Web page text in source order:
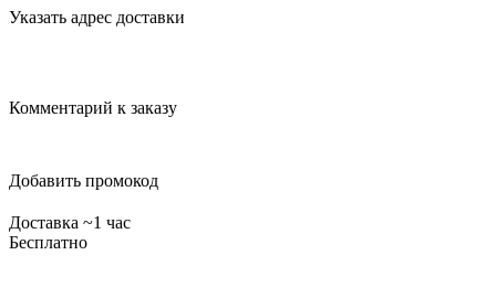
Указать адрес доставки
Комментарий к заказу
Добавить промокод
Доставка ~1 час
Бесплатно